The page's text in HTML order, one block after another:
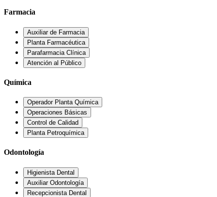
Farmacia
Auxiliar de Farmacia
Planta Farmacéutica
Parafarmacia Clínica
Atención al Público
Química
Operador Planta Química
Operaciones Básicas
Control de Calidad
Planta Petroquímica
Odontología
Higienista Dental
Auxiliar Odontología
Recepcionista Dental